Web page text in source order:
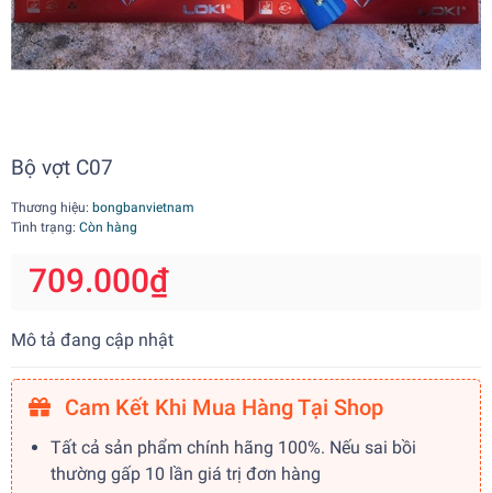
Bộ vợt C07
Thương hiệu: bongbanvietnam
Tình trạng: Còn hàng
709.000₫
Mô tả đang cập nhật
Cam Kết Khi Mua Hàng Tại Shop
Tất cả sản phẩm chính hãng 100%. Nếu sai bồi
thường gấp 10 lần giá trị đơn hàng